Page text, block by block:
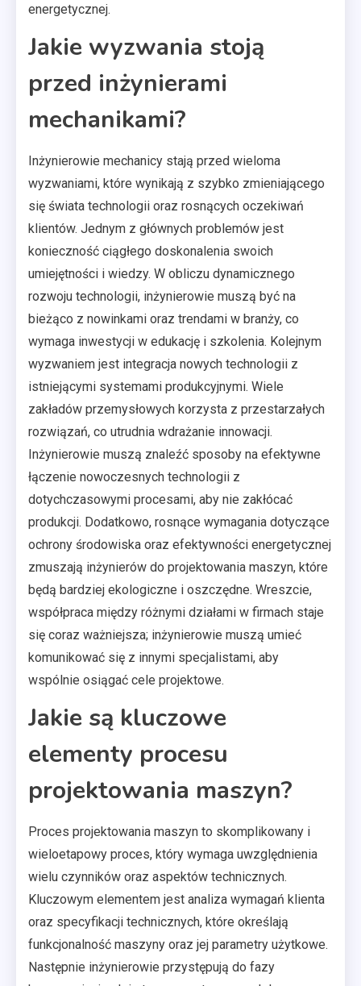
energetycznej.
Jakie wyzwania stoją
przed inżynierami
mechanikami?
Inżynierowie mechanicy stają przed wieloma
wyzwaniami, które wynikają z szybko zmieniającego
się świata technologii oraz rosnących oczekiwań
klientów. Jednym z głównych problemów jest
konieczność ciągłego doskonalenia swoich
umiejętności i wiedzy. W obliczu dynamicznego
rozwoju technologii, inżynierowie muszą być na
bieżąco z nowinkami oraz trendami w branży, co
wymaga inwestycji w edukację i szkolenia. Kolejnym
wyzwaniem jest integracja nowych technologii z
istniejącymi systemami produkcyjnymi. Wiele
zakładów przemysłowych korzysta z przestarzałych
rozwiązań, co utrudnia wdrażanie innowacji.
Inżynierowie muszą znaleźć sposoby na efektywne
łączenie nowoczesnych technologii z
dotychczasowymi procesami, aby nie zakłócać
produkcji. Dodatkowo, rosnące wymagania dotyczące
ochrony środowiska oraz efektywności energetycznej
zmuszają inżynierów do projektowania maszyn, które
będą bardziej ekologiczne i oszczędne. Wreszcie,
współpraca między różnymi działami w firmach staje
się coraz ważniejsza; inżynierowie muszą umieć
komunikować się z innymi specjalistami, aby
wspólnie osiągać cele projektowe.
Jakie są kluczowe
elementy procesu
projektowania maszyn?
Proces projektowania maszyn to skomplikowany i
wieloetapowy proces, który wymaga uwzględnienia
wielu czynników oraz aspektów technicznych.
Kluczowym elementem jest analiza wymagań klienta
oraz specyfikacji technicznych, które określają
funkcjonalność maszyny oraz jej parametry użytkowe.
Następnie inżynierowie przystępują do fazy